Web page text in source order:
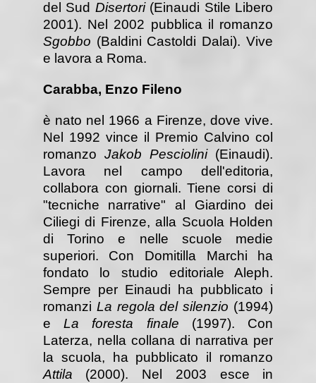
del Sud Disertori(Einaudi Stile Libero
2001). Nel 2002 pubblica il romanzo
Sgobbo (Baldini Castoldi Dalai). Vive
e lavora a Roma.
Carabba, Enzo Fileno
è nato nel 1966 a Firenze, dove vive.
Nel 1992 vince il Premio Calvino col
romanzo Jakob Pesciolini(Einaudi).
Lavora nel campo dell'editoria,
collabora con giornali. Tiene corsi di
"tecniche narrative" al Giardino dei
Ciliegi di Firenze, alla Scuola Holden
di Torino e nelle scuole medie
superiori. Con Domitilla Marchi ha
fondato lo studio editoriale Aleph.
Sempre per Einaudi ha pubblicato i
romanzi La regola del silenzio (1994)
eLa foresta finale (1997). Con
Laterza, nella collana di narrativa per
la scuola, ha pubblicato il romanzo
Attila (2000). Nel 2003 esce in